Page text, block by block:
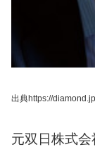
出典https://
元双日株式